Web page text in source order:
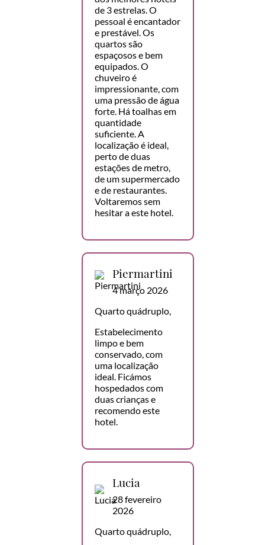
de 3 estrelas. O
pessoal é encantador
e prestável. Os
quartos são
espaçosos e bem
equipados. O
chuveiro é
impressionante, com
uma pressão de água
forte. Há toalhas em
quantidade
suficiente. A
localização é ideal,
perto de duas
estações de metro,
de um supermercado
e de restaurantes.
Voltaremos sem
hesitar a este hotel.
Piermartini
4 março 2026
Quarto quádruplo,
Estabelecimento
limpo e bem
conservado, com
uma localização
ideal. Ficámos
hospedados com
duas crianças e
recomendo este
hotel.
Lucia
28 fevereiro
2026
Quarto quádruplo,